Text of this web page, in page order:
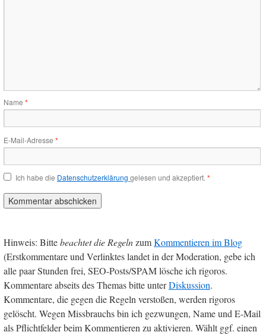
Name *
E-Mail-Adresse *
Ich habe die Datenschutzerklärung gelesen und akzeptiert. *
Hinweis: Bittebeachtet die RegelnzumKommentieren im Blog
(Erstkommentare und Verlinktes landet in der Moderation, gebe ich
alle paar Stunden frei, SEO-Posts/SPAM lösche ich rigoros.
Kommentare abseits des Themas bitte unterDiskussion.
Kommentare, die gegen die Regeln verstoßen, werden rigoros
gelöscht. Wegen Missbrauchs bin ich gezwungen, Name und E-Mail
als Pflichtfelder beim Kommentieren zu aktivieren. Wählt ggf. einen